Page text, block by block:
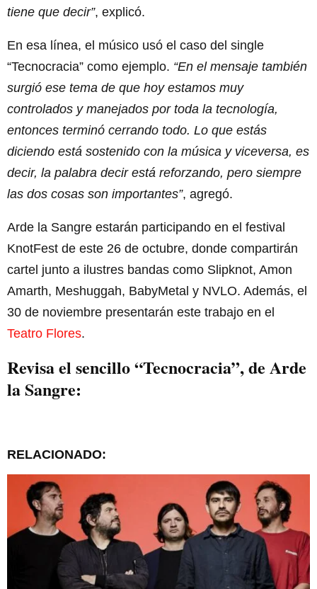
tiene que decir”, explicó.
En esa línea, el músico usó el caso del single
“Tecnocracia” como ejemplo. “En el mensaje también
surgió ese tema de que hoy estamos muy
controlados y manejados por toda la tecnología,
entonces terminó cerrando todo. Lo que estás
diciendo está sostenido con la música y viceversa, es
decir, la palabra decir está reforzando, pero siempre
las dos cosas son importantes”, agregó.
Arde la Sangre estarán participando en el festival
KnotFest de este 26 de octubre, donde compartirán
cartel junto a ilustres bandas como Slipknot, Amon
Amarth, Meshuggah, BabyMetal y NVLO. Además, el
30 de noviembre presentarán este trabajo en el
Teatro Flores.
Revisa el sencillo “Tecnocracia”, de Arde
la Sangre:
RELACIONADO: